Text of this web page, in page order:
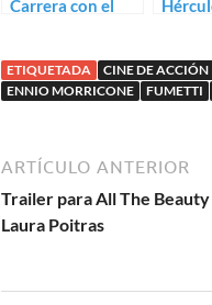
Carrera con el
(1974)
Bava,
ETIQUETADA CINE DE ACCIÓN
ENNIO MORRICONE
FUMETTI
ARTÍCULO ANTERIOR
Trailer para All The
Laura Poitras